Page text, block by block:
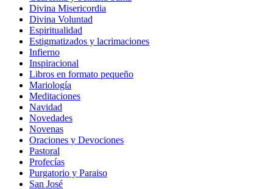
Divina Misericordia
Divina Voluntad
Espiritualidad
Estigmatizados y lacrimaciones
Infierno
Inspiracional
Libros en formato pequeño
Mariología
Meditaciones
Navidad
Novedades
Novenas
Oraciones y Devociones
Pastoral
Profecías
Purgatorio y Paraiso
San José